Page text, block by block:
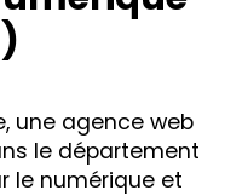
une agence web
le département
le numérique et